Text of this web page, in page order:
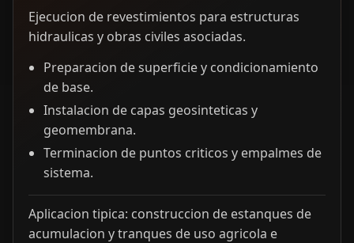
Ejecucion de revestimientos para estructuras
hidraulicas y obras civiles asociadas.
Preparacion de superficie y condicionamiento
de base.
Instalacion de capas geosinteticas y
geomembrana.
Terminacion de puntos criticos y empalmes de
sistema.
Aplicacion tipica: construccion de estanques de
acumulacion y tranques de uso agricola e